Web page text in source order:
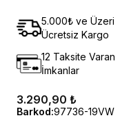
5.000₺ ve Üzeri
Ücretsiz Kargo
12 Taksite Varan
İmkanlar
3.290,90 ₺
Barkod:97736-19VW